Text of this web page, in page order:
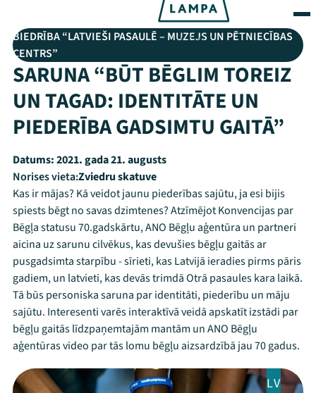
BIEDRĪBA “LATVIEŠI PASAULĒ – MUZEJS UN PĒTNIECĪBAS
CENTRS”
SARUNA “BŪT BĒGLIM TOREIZ
UN TAGAD: IDENTITĀTE UN
PIEDERĪBA GADSIMTU GAITĀ”
Datums:2021. gada 21. augusts
Norises vieta:Zviedru skatuve
Kas ir mājas? Kā veidot jaunu piederības sajūtu, ja esi bijis
spiests bēgt no savas dzimtenes? Atzīmējot Konvencijas par
Bēgļa statusu 70.gadskārtu, ANO Bēgļu aģentūra un partneri
aicina uz sarunu cilvēkus, kas devušies bēgļu gaitās ar
pusgadsimta starpību - sīrieti, kas Latvijā ieradies pirms pāris
gadiem, un latvieti, kas devās trimdā Otrā pasaules kara laikā.
Tā būs personiska saruna par identitāti, piederību un māju
sajūtu. Interesenti varēs interaktīvā veidā apskatīt izstādi par
bēgļu gaitās līdzpaņemtajām mantām un ANO Bēgļu
aģentūras video par tās lomu bēgļu aizsardzībā jau 70 gadus.
LV